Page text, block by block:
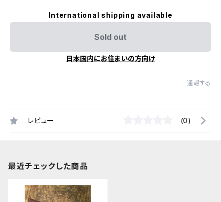
International shipping available
Sold out
日本国内にお住まいの方向け
通報する
レビュー (0)
最近チェックした商品